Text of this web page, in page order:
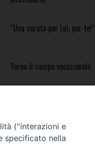
“Una serata per Lui, per te!”
Torna il campo vocazionale
("interazioni e
specificato nella